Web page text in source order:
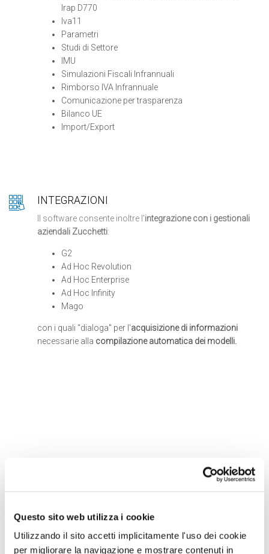
Questo sito web utilizza i cookie
Utilizzando il sito accetti implicitamente l'uso dei cookie
per migliorare la navigazione e mostrare contenuti in
Irap D770
Iva11
Parametri
Studi di Settore
IMU
Simulazioni Fiscali Infrannuali
Rimborso IVA Infrannuale
Comunicazione per trasparenza
Bilanco UE
Import/Export
INTEGRAZIONI
Il software consente inoltre l'integrazione con i gestionali
aziendali Zucchetti:
G2
Ad Hoc Revolution
Ad Hoc Enterprise
Ad Hoc Infinity
Mago
con i quali "dialoga" per l'acquisizione di informazioni
necessarie alla compilazione automatica dei modelli.
Soluzionicorrelate